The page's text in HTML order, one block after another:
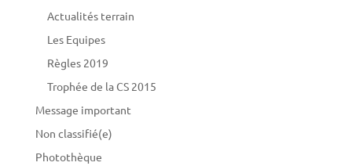
Actualités terrain
Les Equipes
Règles 2019
Trophée de la CS 2015
Message important
Non classifié(e)
Photothèque